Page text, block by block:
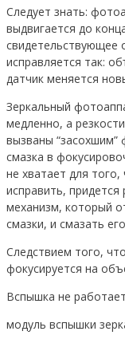
Следует знать:
выдвигается до
свидетельствующее
исправляется так:
датчик меняется
Зеркальный
медленно, а
вызваны “засохшим”
смазка в
не хватает для
исправить,
механизм, который
смазки, и смазать
Следствием того,
фокусируется на
Вспышка не работает
модуль вспышки